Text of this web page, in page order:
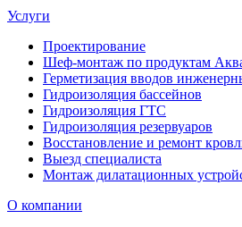
Услуги
Проектирование
Шеф-монтаж по продуктам
Герметизация вводов
Гидроизоляция бассейнов
Гидроизоляция ГТС
Гидроизоляция резервуаров
Восстановление и ремонт
Выезд специалиста
Монтаж дилатационных
О компании